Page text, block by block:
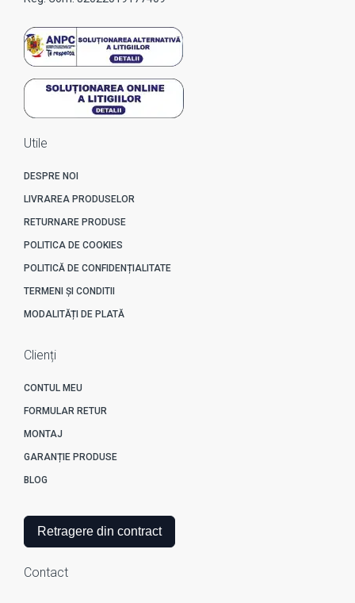
Utile
DESPRE NOI
LIVRAREA PRODUSELOR
RETURNARE PRODUSE
POLITICA DE COOKIES
POLITICĂ DE CONFIDENȚIALITATE
TERMENI ȘI CONDITII
MODALITĂȚI DE PLATĂ
Clienți
CONTUL MEU
FORMULAR RETUR
MONTAJ
GARANȚIE PRODUSE
BLOG
Retragere din contract
Contact